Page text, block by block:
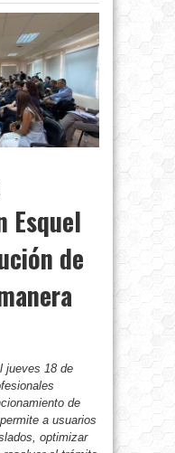
Esquel
de
jueves 18 de
de
a usuarios
optimizar